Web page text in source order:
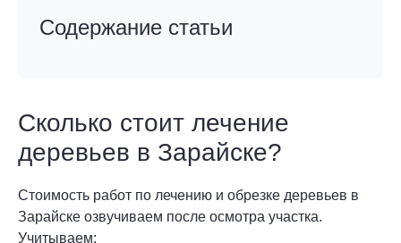
Содержание статьи
Сколько стоит лечение
деревьев в Зарайске?
Стоимость работ по лечению и обрезке деревьев в
Зарайске озвучиваем после осмотра участка.
Учитываем: